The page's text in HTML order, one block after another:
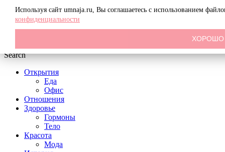
Menu
Search
Открытия
Еда
Офис
Отношения
Здоровье
Гормоны
Тело
Красота
Мода
Используя сайт umnaja.ru, Вы соглашаетесь с использованием
конфиденциальности
ХОРОШО